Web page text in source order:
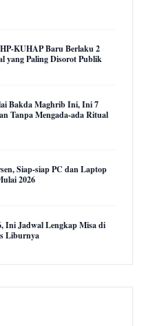
KUHAP Baru Berlaku 2
yang Paling Disorot Publik
Bakda Maghrib Ini, Ini 7
Tanpa Mengada-ada Ritual
Siap-siap PC dan Laptop
2026
Ini Jadwal Lengkap Misa di
Liburnya